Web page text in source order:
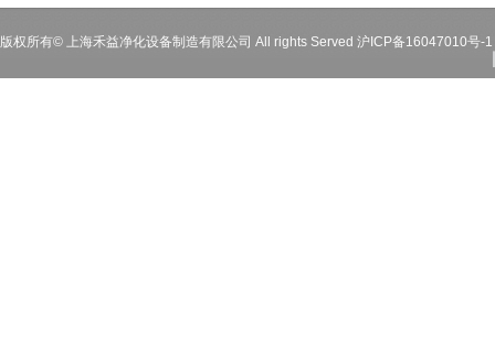
版权所有© 上海禾益净化设备制造有限公司 All rights Served 沪ICP备16047010号-1